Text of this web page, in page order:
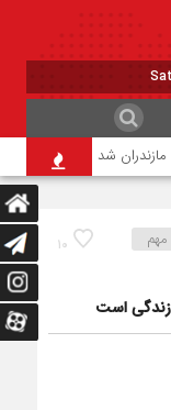
شد نگرانی بابت
۱۰
مهم
زندگی است